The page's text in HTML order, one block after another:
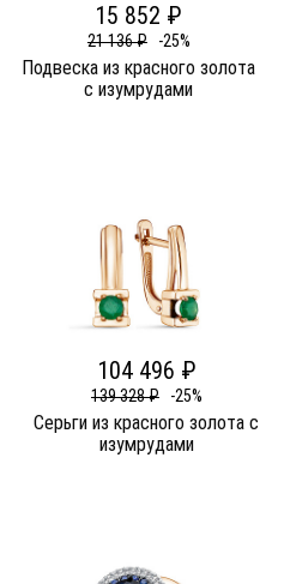
15 852 ₽
21 136 ₽ -25%
Подвеска из красного золота
c изумрудами
104 496 ₽
139 328 ₽ -25%
Серьги из красного золота c
изумрудами